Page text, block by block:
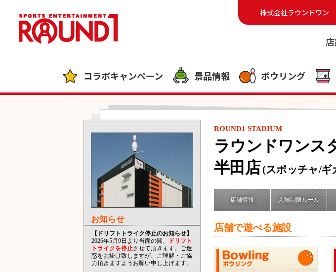
株式会社ラウンドワン
コラボキャンペーン 景品情報 ボウリング
ROUND1 STADIUM
ラウンドワンス
半田店 (スポッチャ/ギ
店舗情報 入場制限ルール
店舗で遊べる施設
お知らせ
【ドリフトトライク停止のお知らせ】
2026年5月9日より当面の間、
ドリフト
トライクを停止させて頂きます。ご迷
惑をお掛け致しますが、ご理解・ご協
力頂きますようお願い申し上げます。